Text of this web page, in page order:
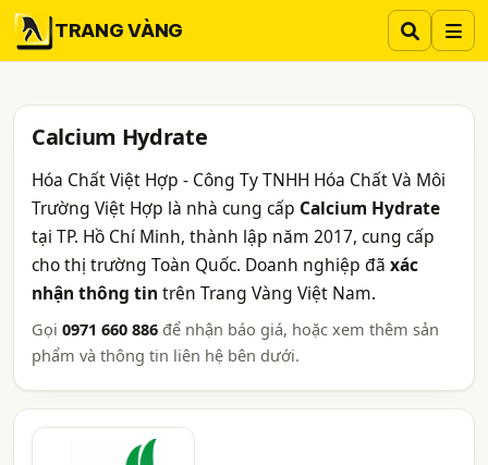
TRANG VÀNG
Calcium Hydrate
Hóa Chất Việt Hợp - Công Ty TNHH Hóa Chất Và Môi
Trường Việt Hợp là nhà cung cấp Calcium Hydrate
tại TP. Hồ Chí Minh, thành lập năm 2017, cung cấp
cho thị trường Toàn Quốc. Doanh nghiệp đã xác
nhận thông tin trên Trang Vàng Việt Nam.
Gọi 0971 660 886 để nhận báo giá, hoặc xem thêm sản
phẩm và thông tin liên hệ bên dưới.